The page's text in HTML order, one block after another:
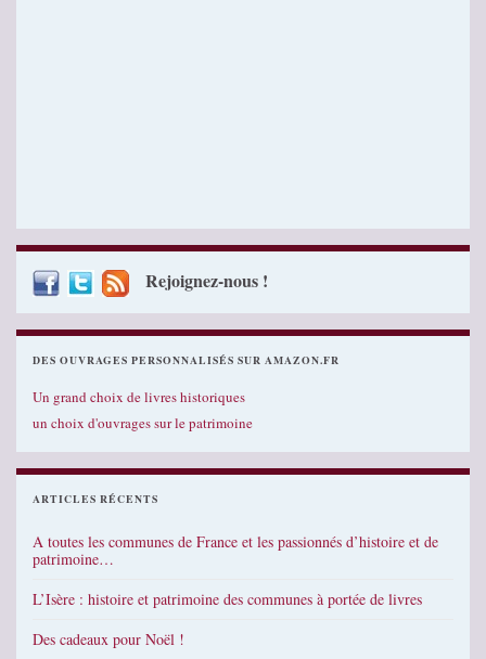
Rejoignez-nous !
DES OUVRAGES PERSONNALISÉS SUR AMAZON.FR
Un grand choix de livres historiques
un choix d'ouvrages sur le patrimoine
ARTICLES RÉCENTS
A toutes les communes de France et les passionnés d’histoire et de
patrimoine…
L’Isère : histoire et patrimoine des communes à portée de livres
Des cadeaux pour Noël !